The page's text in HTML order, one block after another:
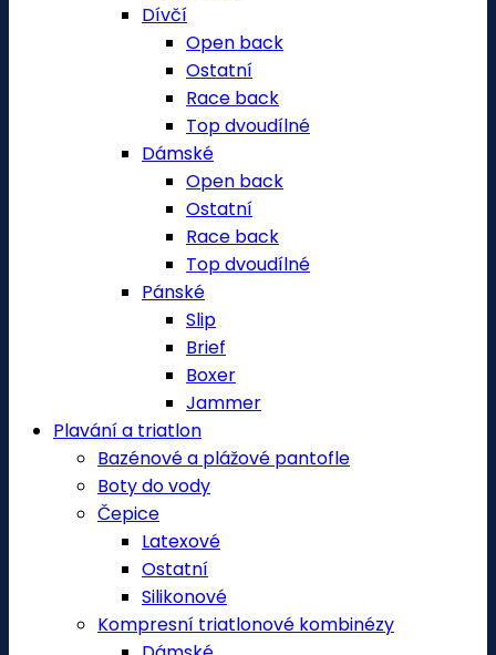
Dívčí
Open back
Ostatní
Race back
Top dvoudílné
Dámské
Open back
Ostatní
Race back
Top dvoudílné
Pánské
Slip
Brief
Boxer
Jammer
Plavání a triatlon
Bazénové a plážové pantofle
Boty do vody
Čepice
Latexové
Ostatní
Silikonové
Kompresní triatlonové kombinézy